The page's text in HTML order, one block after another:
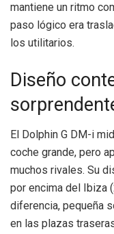
mantiene un ritmo
paso lógico era
los utilitarios.
Diseño
El Dolphin G DM-i
coche grande, pero
muchos rivales. Su
por encima del Ibiza
diferencia, pequeña
en las plazas